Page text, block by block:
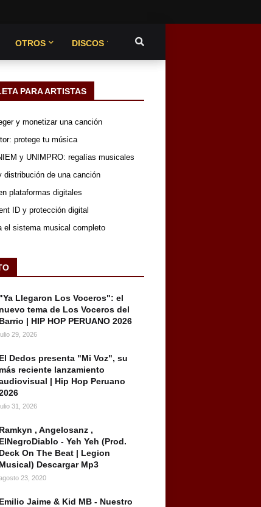
OTROS DISCOS
PARA ARTISTAS
y monetizar una canción
protege tu música
y UNIMPRO: regalías musicales
distribución de una canción
plataformas digitales
ID y protección digital
el sistema musical completo
"Ya Llegaron Los Voceros": el
nuevo tema de Los Voceros del
Barrio | HIP HOP PERUANO 2026
29, 2026
El Dedos presenta "Mi Voz", su
más reciente lanzamiento
| Hip Hop Peruano
31, 2026
Ramkyn , Angelosanz ,
ElNegroDiablo - Yeh Yeh (Prod.
Deck On The Beat | Legion
Musical) Descargar Mp3
23, 2020
Emilio Jaime & Kid MB - Nuestro